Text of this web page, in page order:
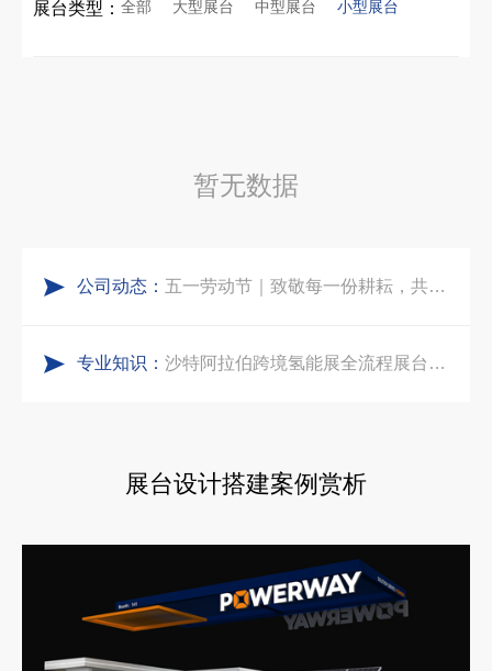
展台类型： 全部 大型展台 中型展台 小型展台
暂无数据
公司动态：
实力加冕｜中励展览入选第四届链博会推荐搭建施工服务商名录
再获殊荣！中励展览荣获世界制药原料中国展可持续金奖
专业知识：
拓展新市场：不得不学的境外展览会参展指南
展台设计搭建案例赏析